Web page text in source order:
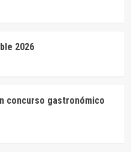
2026
concurso gastronómico